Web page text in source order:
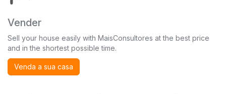
Vender
Sell your house easily with MaisConsultores at the best price
and in the shortest possible time.
Venda a sua casa